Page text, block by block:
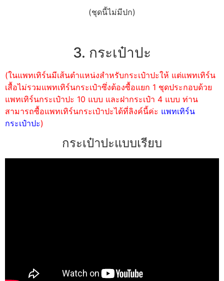
(ชุดนี้ไม่มีปก)
3. กระเป๋าปะ
(ในแพทเทิร์นมีเส้นตำแหน่งสำหรับกระเป๋าปะให้ แต่แพทเทิร์น
เสื้อไม่รวมแพทเทิร์นกระเป๋าซึ่งต้องซื้อแยก 1 ชุดประกอบด้วย
แพทเทิร์นกระเป๋าปะ 10 แบบ และฝากระเป๋า 4 แบบ ท่าน
สามารถซื้อแพทเทิร์นกระเป๋าปะได้ที่ลิงค์นี้ค่ะ แพทเทิร์น
กระเป๋าปะ)
กระเป๋าปะแบบเรียบ